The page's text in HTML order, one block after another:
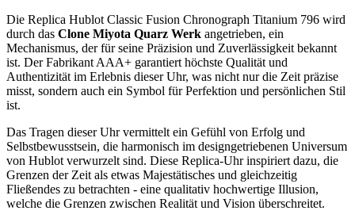
Die Replica Hublot Classic Fusion Chronograph Titanium 796 wird
durch das Clone Miyota Quarz Werk angetrieben, ein
Mechanismus, der für seine Präzision und Zuverlässigkeit bekannt
ist. Der Fabrikant AAA+ garantiert höchste Qualität und
Authentizität im Erlebnis dieser Uhr, was nicht nur die Zeit präzise
misst, sondern auch ein Symbol für Perfektion und persönlichen Stil
ist.
Das Tragen dieser Uhr vermittelt ein Gefühl von Erfolg und
Selbstbewusstsein, die harmonisch im designgetriebenen Universum
von Hublot verwurzelt sind. Diese Replica-Uhr inspiriert dazu, die
Grenzen der Zeit als etwas Majestätisches und gleichzeitig
Fließendes zu betrachten - eine qualitativ hochwertige Illusion,
welche die Grenzen zwischen Realität und Vision überschreitet.